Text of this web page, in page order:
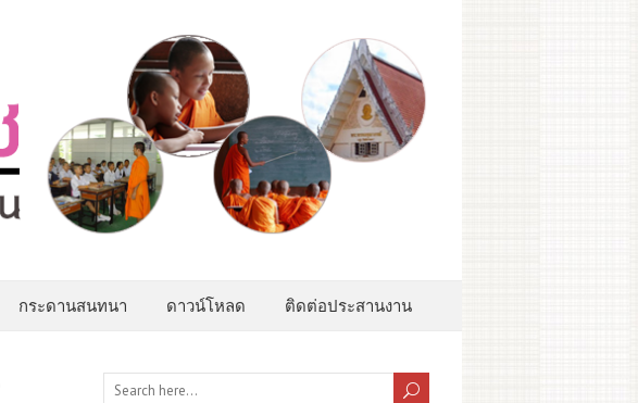
กระดานสนทนา ดาวน์โหลด ติดต่อประสานงาน